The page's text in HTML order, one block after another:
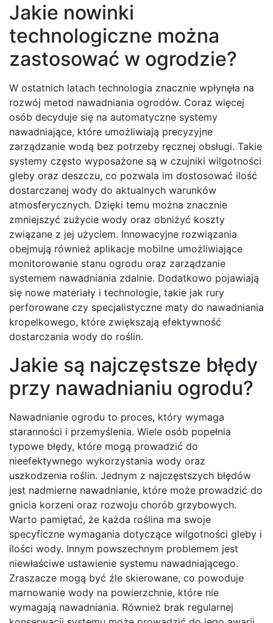
Jakie nowinki
technologiczne można
zastosować w ogrodzie?
W ostatnich latach technologia znacznie wpłynęła na
rozwój metod nawadniania ogrodów. Coraz więcej
osób decyduje się na automatyczne systemy
nawadniające, które umożliwiają precyzyjne
zarządzanie wodą bez potrzeby ręcznej obsługi. Takie
systemy często wyposażone są w czujniki wilgotności
gleby oraz deszczu, co pozwala im dostosować ilość
dostarczanej wody do aktualnych warunków
atmosferycznych. Dzięki temu można znacznie
zmniejszyć zużycie wody oraz obniżyć koszty
związane z jej użyciem. Innowacyjne rozwiązania
obejmują również aplikacje mobilne umożliwiające
monitorowanie stanu ogrodu oraz zarządzanie
systemem nawadniania zdalnie. Dodatkowo pojawiają
się nowe materiały i technologie, takie jak rury
perforowane czy specjalistyczne maty do nawadniania
kropelkowego, które zwiększają efektywność
dostarczania wody do roślin.
Jakie są najczęstsze błędy
przy nawadnianiu ogrodu?
Nawadnianie ogrodu to proces, który wymaga
staranności i przemyślenia. Wiele osób popełnia
typowe błędy, które mogą prowadzić do
nieefektywnego wykorzystania wody oraz
uszkodzenia roślin. Jednym z najczęstszych błędów
jest nadmierne nawadnianie, które może prowadzić do
gnicia korzeni oraz rozwoju chorób grzybowych.
Warto pamiętać, że każda roślina ma swoje
specyficzne wymagania dotyczące wilgotności gleby i
ilości wody. Innym powszechnym problemem jest
niewłaściwe ustawienie systemu nawadniającego.
Zraszacze mogą być źle skierowane, co powoduje
marnowanie wody na powierzchnie, które nie
wymagają nawadniania. Również brak regularnej